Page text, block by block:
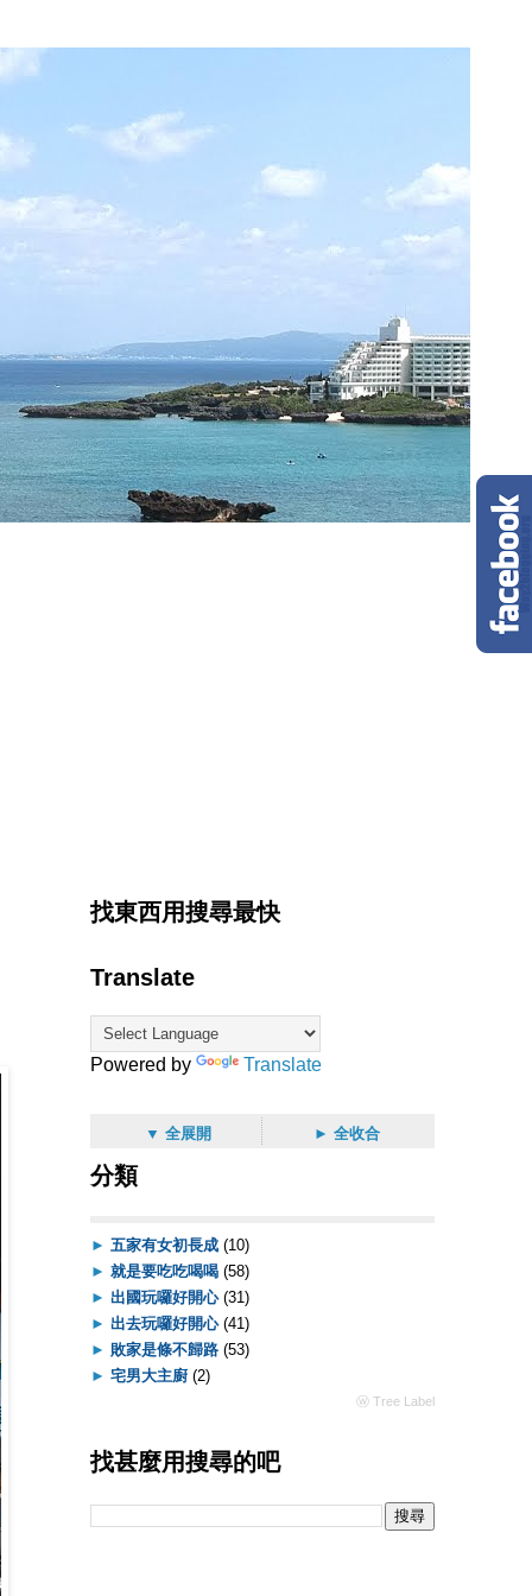
找東西用搜尋最快
Translate
Powered by Translate
▼ 全展開 ► 全收合
分類
► 五家有女初長成 (10)
► 就是要吃吃喝喝 (58)
► 出國玩囉好開心 (31)
► 出去玩囉好開心 (41)
► 敗家是條不歸路 (53)
► 宅男大主廚 (2)
ⓦ Tree Label
找甚麼用搜尋的吧